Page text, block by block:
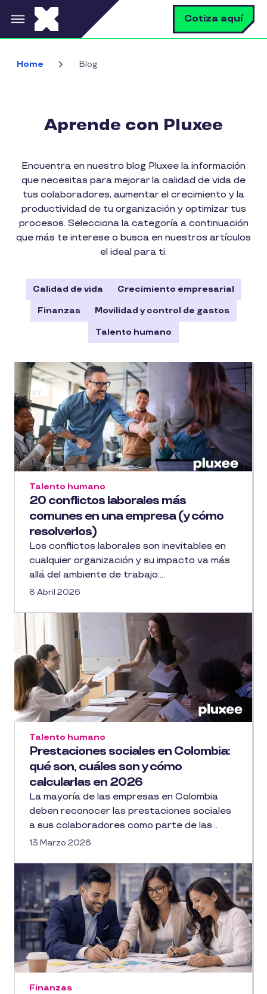
Pasar al contenido principal Cotiza aquí
Home Blog
Aprende con Pluxee
Encuentra en nuestro blog Pluxee la información
que necesitas para mejorar la calidad de vida de
tus colaboradores, aumentar el crecimiento y la
productividad de tu organización y optimizar tus
procesos. Selecciona la categoría a continuación
que más te interese o busca en nuestros artículos
el ideal para ti.
Calidad de vida Crecimiento empresarial
Finanzas Movilidad y control de gastos
Talento humano
20 conflictos laborales más
comunes en una empresa (y cómo
resolverlos)
Talento humano
Los conflictos laborales son inevitables en
cualquier organización y su impacto va más
allá del ambiente de trabajo:...
8 Abril 2026
Prestaciones sociales en Colombia:
qué son, cuáles son y cómo
calcularlas en 2026
Talento humano
La mayoría de las empresas en Colombia
deben reconocer las prestaciones sociales
a sus colaboradores como parte de las...
13 Marzo 2026
Finanzas